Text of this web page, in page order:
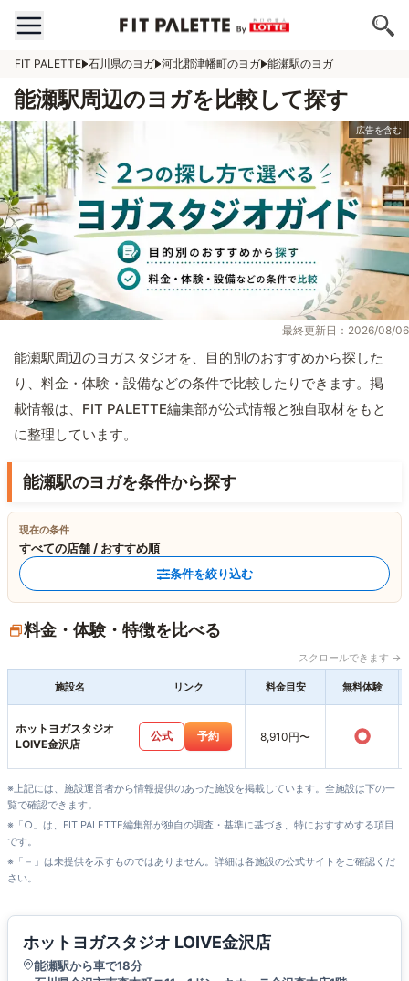
FIT PALETTE 石川県のヨガ 河北郡津幡町のヨガ 能瀬駅のヨガ
能瀬駅周辺のヨガを比較して探す
最終更新日：2026/08/06
能瀬駅周辺のヨガスタジオを、目的別のおすすめから探した
り、料金・体験・設備などの条件で比較したりできます。掲
載情報は、FIT PALETTE編集部が公式情報と独自取材をもと
に整理しています。
能瀬駅のヨガを条件から探す
現在の条件
すべての店舗 / おすすめ順
条件を絞り込む
料金・体験・特徴を比べる
スクロールできます →
施設名 リンク 料金目安 無料体験
ホットヨガスタジオ
LOIVE金沢店
公式 予約 8,910円〜 ○
※上記には、施設運営者から情報提供のあった施設を掲載しています。全施設は下の一
覧で確認できます。
※「○」は、FIT PALETTE編集部が独自の調査・基準に基づき、特におすすめする項目
です。
※「－」は未提供を示すものではありません。詳細は各施設の公式サイトをご確認くだ
さい。
ホットヨガスタジオ LOIVE金沢店
能瀬駅から車で18分